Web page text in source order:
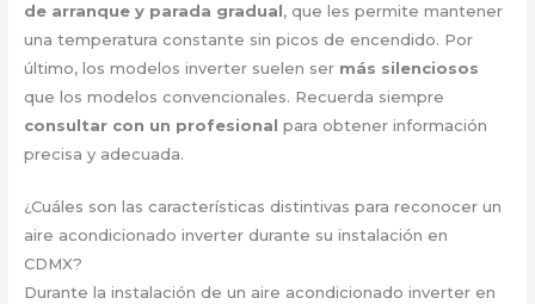
de arranque y parada gradual, que les permite mantener
una temperatura constante sin picos de encendido. Por
último, los modelos inverter suelen ser más silenciosos
que los modelos convencionales. Recuerda siempre
consultar con un profesional para obtener información
precisa y adecuada.
¿Cuáles son las características distintivas para reconocer un
aire acondicionado inverter durante su instalación en
CDMX?
Durante la instalación de un aire acondicionado inverter en